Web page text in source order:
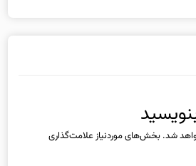
شد. بخش‌های موردنیاز علامت‌گذاری